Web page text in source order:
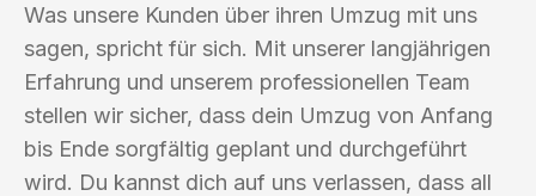
Was unsere Kunden über ihren Umzug mit uns
sagen, spricht für sich. Mit unserer langjährigen
Erfahrung und unserem professionellen Team
stellen wir sicher, dass dein Umzug von Anfang
bis Ende sorgfältig geplant und durchgeführt
wird. Du kannst dich auf uns verlassen, dass all